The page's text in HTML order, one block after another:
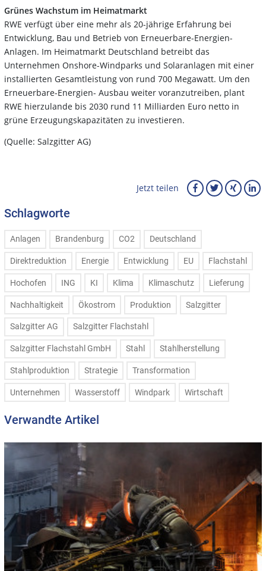
Grünes Wachstum im Heimatmarkt
RWE verfügt über eine mehr als 20-jährige Erfahrung bei
Entwicklung, Bau und Betrieb von Erneuerbare-Energien-
Anlagen. Im Heimatmarkt Deutschland betreibt das
Unternehmen Onshore-Windparks und Solaranlagen mit einer
installierten Gesamtleistung von rund 700 Megawatt. Um den
Erneuerbare-Energien- Ausbau weiter voranzutreiben, plant
RWE hierzulande bis 2030 rund 11 Milliarden Euro netto in
grüne Erzeugungskapazitäten zu investieren.
(Quelle: Salzgitter AG)
Jetzt teilen
Schlagworte
Anlagen Brandenburg CO2 Deutschland
Direktreduktion Energie Entwicklung EU Flachstahl
Hochofen ING KI Klima Klimaschutz Lieferung
Nachhaltigkeit Ökostrom Produktion Salzgitter
Salzgitter AG Salzgitter Flachstahl
Salzgitter Flachstahl GmbH Stahl Stahlherstellung
Stahlproduktion Strategie Transformation
Unternehmen Wasserstoff Windpark Wirtschaft
Verwandte Artikel